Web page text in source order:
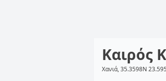
Καιρός
Χανιά, 35.3598N